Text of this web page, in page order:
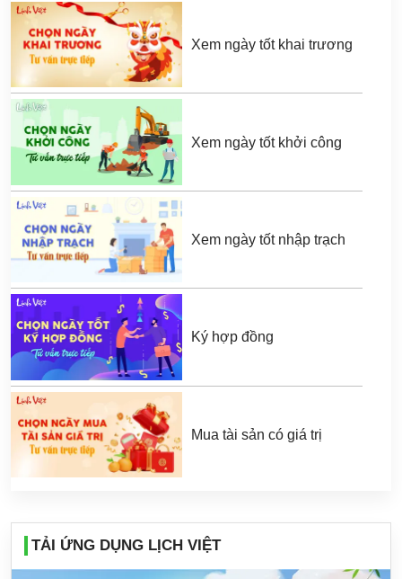
Xem ngày tốt khai trương
Xem ngày tốt khởi công
Xem ngày tốt nhập trạch
Ký hợp đồng
Mua tài sản có giá trị
TẢI ỨNG DỤNG LỊCH VIỆT